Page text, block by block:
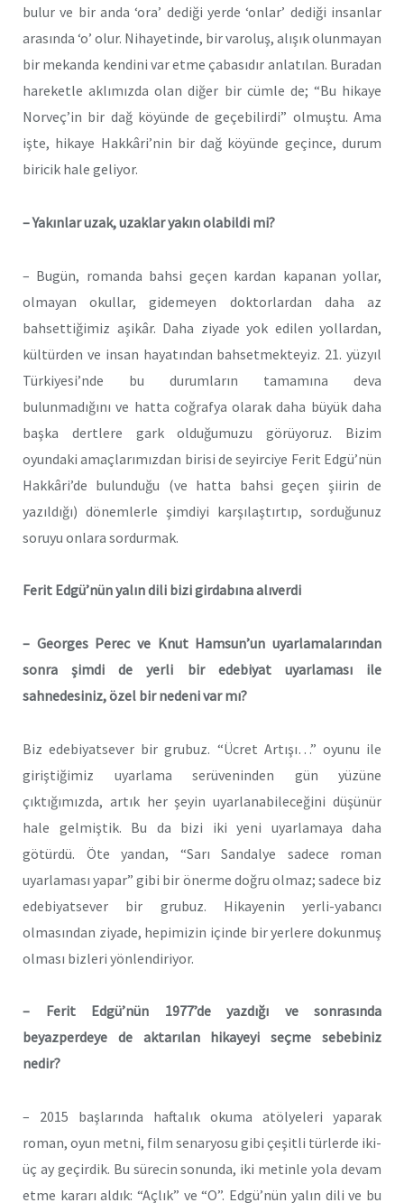
bulur ve bir anda ‘ora’ dediği yerde ‘onlar’ dediği insanlar
arasında ‘o’ olur. Nihayetinde, bir varoluş, alışık olunmayan
bir mekanda kendini var etme çabasıdır anlatılan. Buradan
hareketle aklımızda olan diğer bir cümle de; “Bu hikaye
Norveç’in bir dağ köyünde de geçebilirdi” olmuştu. Ama
işte, hikaye Hakkâri’nin bir dağ köyünde geçince, durum
biricik hale geliyor.
– Yakınlar uzak, uzaklar yakın olabildi mi?
– Bugün, romanda bahsi geçen kardan kapanan yollar,
olmayan okullar, gidemeyen doktorlardan daha az
bahsettiğimiz aşikâr. Daha ziyade yok edilen yollardan,
kültürden ve insan hayatından bahsetmekteyiz. 21. yüzyıl
Türkiyesi’nde bu durumların tamamına deva
bulunmadığını ve hatta coğrafya olarak daha büyük daha
başka dertlere gark olduğumuzu görüyoruz. Bizim
oyundaki amaçlarımızdan birisi de seyirciye Ferit Edgü’nün
Hakkâri’de bulunduğu (ve hatta bahsi geçen şiirin de
yazıldığı) dönemlerle şimdiyi karşılaştırtıp, sorduğunuz
soruyu onlara sordurmak.
Ferit Edgü’nün yalın dili bizi girdabına alıverdi
– Georges Perec ve Knut Hamsun’un uyarlamalarından
sonra şimdi de yerli bir edebiyat uyarlaması ile
sahnedesiniz, özel bir nedeni var mı?
Biz edebiyatsever bir grubuz. “Ücret Artışı…” oyunu ile
giriştiğimiz uyarlama serüveninden gün yüzüne
çıktığımızda, artık her şeyin uyarlanabileceğini düşünür
hale gelmiştik. Bu da bizi iki yeni uyarlamaya daha
götürdü. Öte yandan, “Sarı Sandalye sadece roman
uyarlaması yapar” gibi bir önerme doğru olmaz; sadece biz
edebiyatsever bir grubuz. Hikayenin yerli-yabancı
olmasından ziyade, hepimizin içinde bir yerlere dokunmuş
olması bizleri yönlendiriyor.
– Ferit Edgü’nün 1977’de yazdığı ve sonrasında
beyazperdeye de aktarılan hikayeyi seçme sebebiniz
nedir?
– 2015 başlarında haftalık okuma atölyeleri yaparak
roman, oyun metni, film senaryosu gibi çeşitli türlerde iki-
üç ay geçirdik. Bu sürecin sonunda, iki metinle yola devam
etme kararı aldık: “Açlık” ve “O”. Edgü’nün yalın dili ve bu